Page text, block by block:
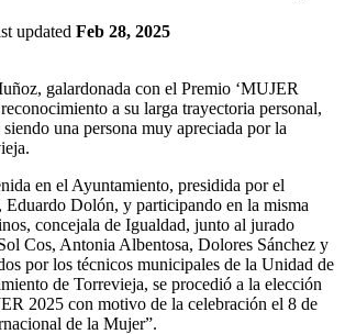
updated Feb 28, 2025
galardonada con el Premio ‘MUJER
a su larga trayectoria personal,
una persona muy apreciada por la
en el Ayuntamiento, presidida por el
Eduardo Dolón, y participando en la misma
concejala de Igualdad, junto al jurado
Cos, Antonia Albentosa, Dolores Sánchez y
por los técnicos municipales de la Unidad de
de Torrevieja, se procedió a la elección
2025 con motivo de la celebración el 8 de
de la Mujer”.